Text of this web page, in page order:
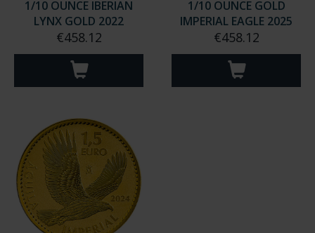
1/10 OUNCE IBERIAN
LYNX GOLD 2022
€458.12
1/10 OUNCE GOLD
IMPERIAL EAGLE 2025
€458.12